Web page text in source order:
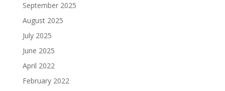
September 2025
August 2025
July 2025
June 2025
April 2022
February 2022